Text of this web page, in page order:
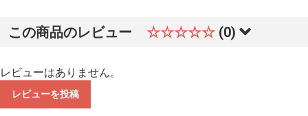
この商品のレビュー ☆☆☆☆☆ (0)
レビューはありません。
レビューを投稿